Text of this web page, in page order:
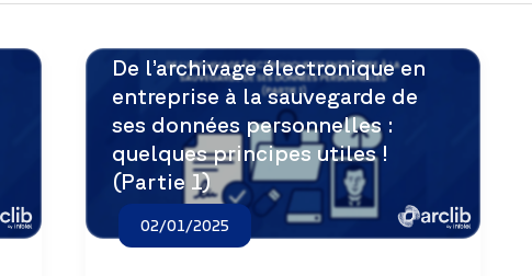
De l’archivage électronique en
entreprise à la sauvegarde de
ses données personnelles :
quelques principes utiles !
(Partie 1)
02/01/2025